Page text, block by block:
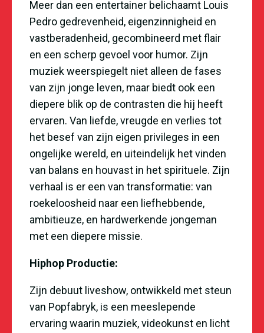
Meer dan een entertainer belichaamt Louis
Pedro gedrevenheid, eigenzinnigheid en
vastberadenheid, gecombineerd met flair
en een scherp gevoel voor humor. Zijn
muziek weerspiegelt niet alleen de fases
van zijn jonge leven, maar biedt ook een
diepere blik op de contrasten die hij heeft
ervaren. Van liefde, vreugde en verlies tot
het besef van zijn eigen privileges in een
ongelijke wereld, en uiteindelijk het vinden
van balans en houvast in het spirituele. Zijn
verhaal is er een van transformatie: van
roekeloosheid naar een liefhebbende,
ambitieuze, en hardwerkende jongeman
met een diepere missie.
Hiphop Productie:
Zijn debuut liveshow, ontwikkeld met steun
van Popfabryk, is een meeslepende
ervaring waarin muziek, videokunst en licht